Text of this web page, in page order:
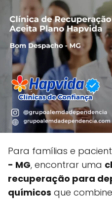
Para famílias e
- MG, encontrar uma
recuperação para
químicos que